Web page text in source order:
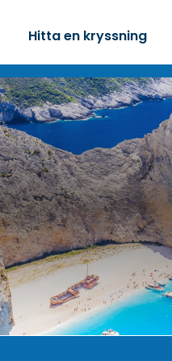
Hitta en kryssning